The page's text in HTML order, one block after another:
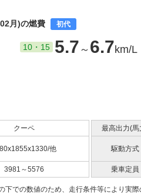
月)の燃費 初代
10・15 5.7 ～ 6.7km/L
クーペ 最高出力(馬
他 駆動方式
3981～5576 乗車定員
での数値のため、走行条件等により実際